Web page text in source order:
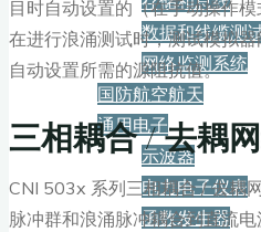
数据和线缆测
网络监测系统
国防航空航天
通用电子
示波器
电力电子仪表
函数发生器
目时自动设置的（在手动操作模
在进行浪涌测试时，测试模拟
自动设置所需的源阻抗值。
三相耦合 / 去耦
CNI 503x 系列三相耦合 / 去耦
脉冲群和浪涌脉冲耦合到直流